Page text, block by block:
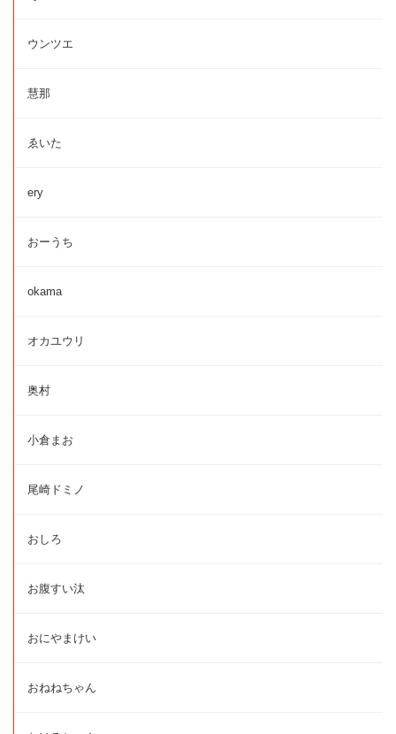
ウンツエ
慧那
ゑいた
ery
おーうち
okama
オカユウリ
奥村
小倉まお
尾崎ドミノ
おしろ
お腹すい汰
おにやまけい
おねねちゃん